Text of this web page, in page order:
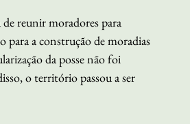
reunir moradores para
a construção de moradias
da posse não foi
o território passou a ser